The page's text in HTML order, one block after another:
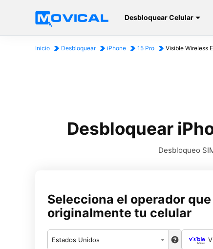
Desbloquear Celular
Inicio Desbloquear iPhone 15 Pro Visible Wireless
Desbloquear
Desbloqueo
Selecciona el operador
originalmente tu celular
Estados Unidos